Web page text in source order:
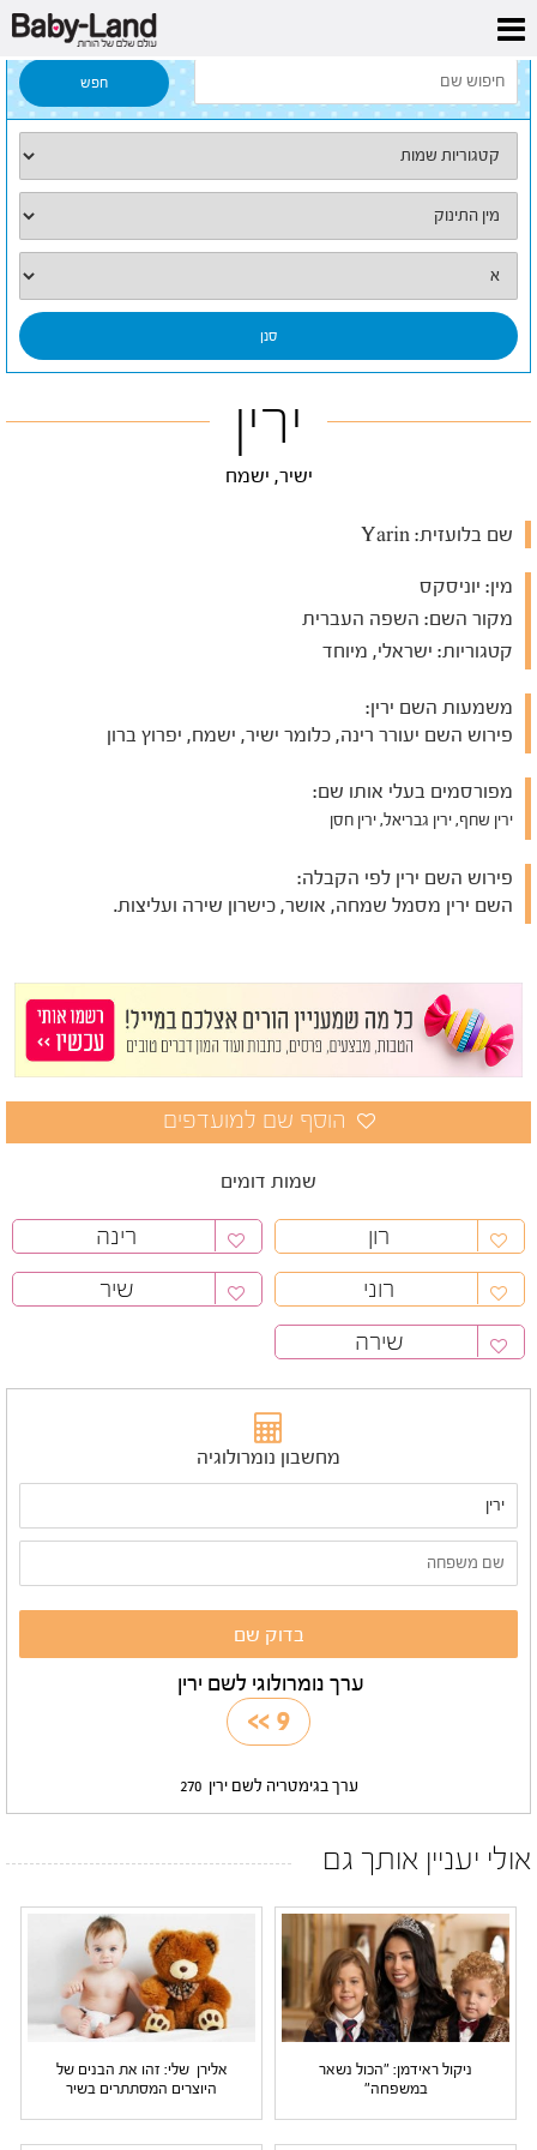
דף הבית
ירין
ישיר, ישמח
שם בלועזית:
מין: יוניסקס
מקור השם: השפה העברית
קטגוריות: ישראלי, מיוחד
משמעות השם ירין:
פירוש השם יעורר רינה, כלומר ישיר, ישמח, יפרוץ ברון
מפורסמים בעלי אותו שם:
ירין שחף, ירין גבריאל, ירין חסן
פירוש השם ירין לפי הקבלה:
השם ירין מסמל שמחה, אושר, כישרון שירה ועליצות.
שמות דומים
רון
רינה
רוני
שיר
שירה
מחשבון נומרולוגיה
ערך נומרולוגי לשם ירין
9
>>
ערך בגימטריה לשם ירין 270
אולי יעניין אותך גם
ניקול ראידמן: "הכול נשאר
במשפחה"
אלירן שלי: זהו את הבנים של
היוצרים המסתתרים בשיר